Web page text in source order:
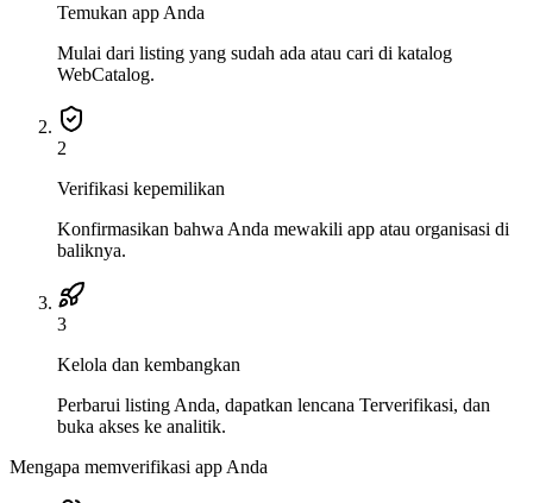
Temukan app Anda
Mulai dari listing yang sudah ada atau cari di katalog
WebCatalog.
2
Verifikasi kepemilikan
Konfirmasikan bahwa Anda mewakili app atau organisasi di
baliknya.
3
Kelola dan kembangkan
Perbarui listing Anda, dapatkan lencana Terverifikasi, dan
buka akses ke analitik.
Mengapa memverifikasi app Anda